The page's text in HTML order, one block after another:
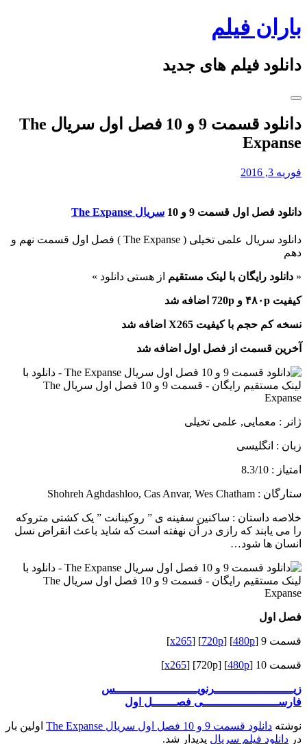
Skip
to
content
باران فیلم
دانلود فیلم های جدید
دانلود قسمت 9 و 10 فصل اول سریال The
Expanse
فوریه 3, 2016
دانلود فصل اول قسمت 9 و 10 سریال The Expanse
دانلود سریال علمی تخیلی (
The Expanse ) فصل اول قسمت نهم و
دهم
« دانلود رایگان با لینک مستقیم از هستی دانلود »
کیفیت ۴۸۰p و 720p اضافه شد
نسخه کم حجم با کیفیت X265 اضافه شد
آخرین قسمت از فصل اول اضافه شد
ژانر : معمایی, علمی تخیلی
زبان : انگلیسی
امتیاز : 8.3/10
ستارگان : Shohreh Aghdashloo, Cas Anvar, Wes Chatham
خلاصه داستان : ساکنین سفینه ی ” روکینانت ” یک کشتی متروکه
را می یابند که رازی در آن نهفته است که شاید باعث انقراض نسل
انسان ها شود…
فصل اول
قسمت 9 [ 480p
] [
720p
] [
x265
]
قسمت 10 [ 480p
] [720p] [
x265
]
زیـــــــــــــــــــــــرنویــــــــــــــــــــــــس
فارســــــــــــــــــــــی فصـــــــل اول
نوشته دانلود قسمت 9 و 10 فصل اول سریال The Expanse
اولین بار
در دانلود فیلم سریال پدیدار شد.